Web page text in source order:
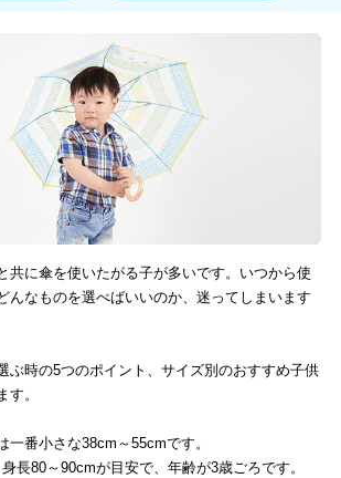
共に傘を使いたがる子が多いです。いつから使
んなものを選べばいいのか、迷ってしまいます
ぶ時の5つのポイント、サイズ別のおすすめ子供
す。
一番小さな38cm～55cmです。
長80～90cmが目安で、年齢が3歳ごろです。